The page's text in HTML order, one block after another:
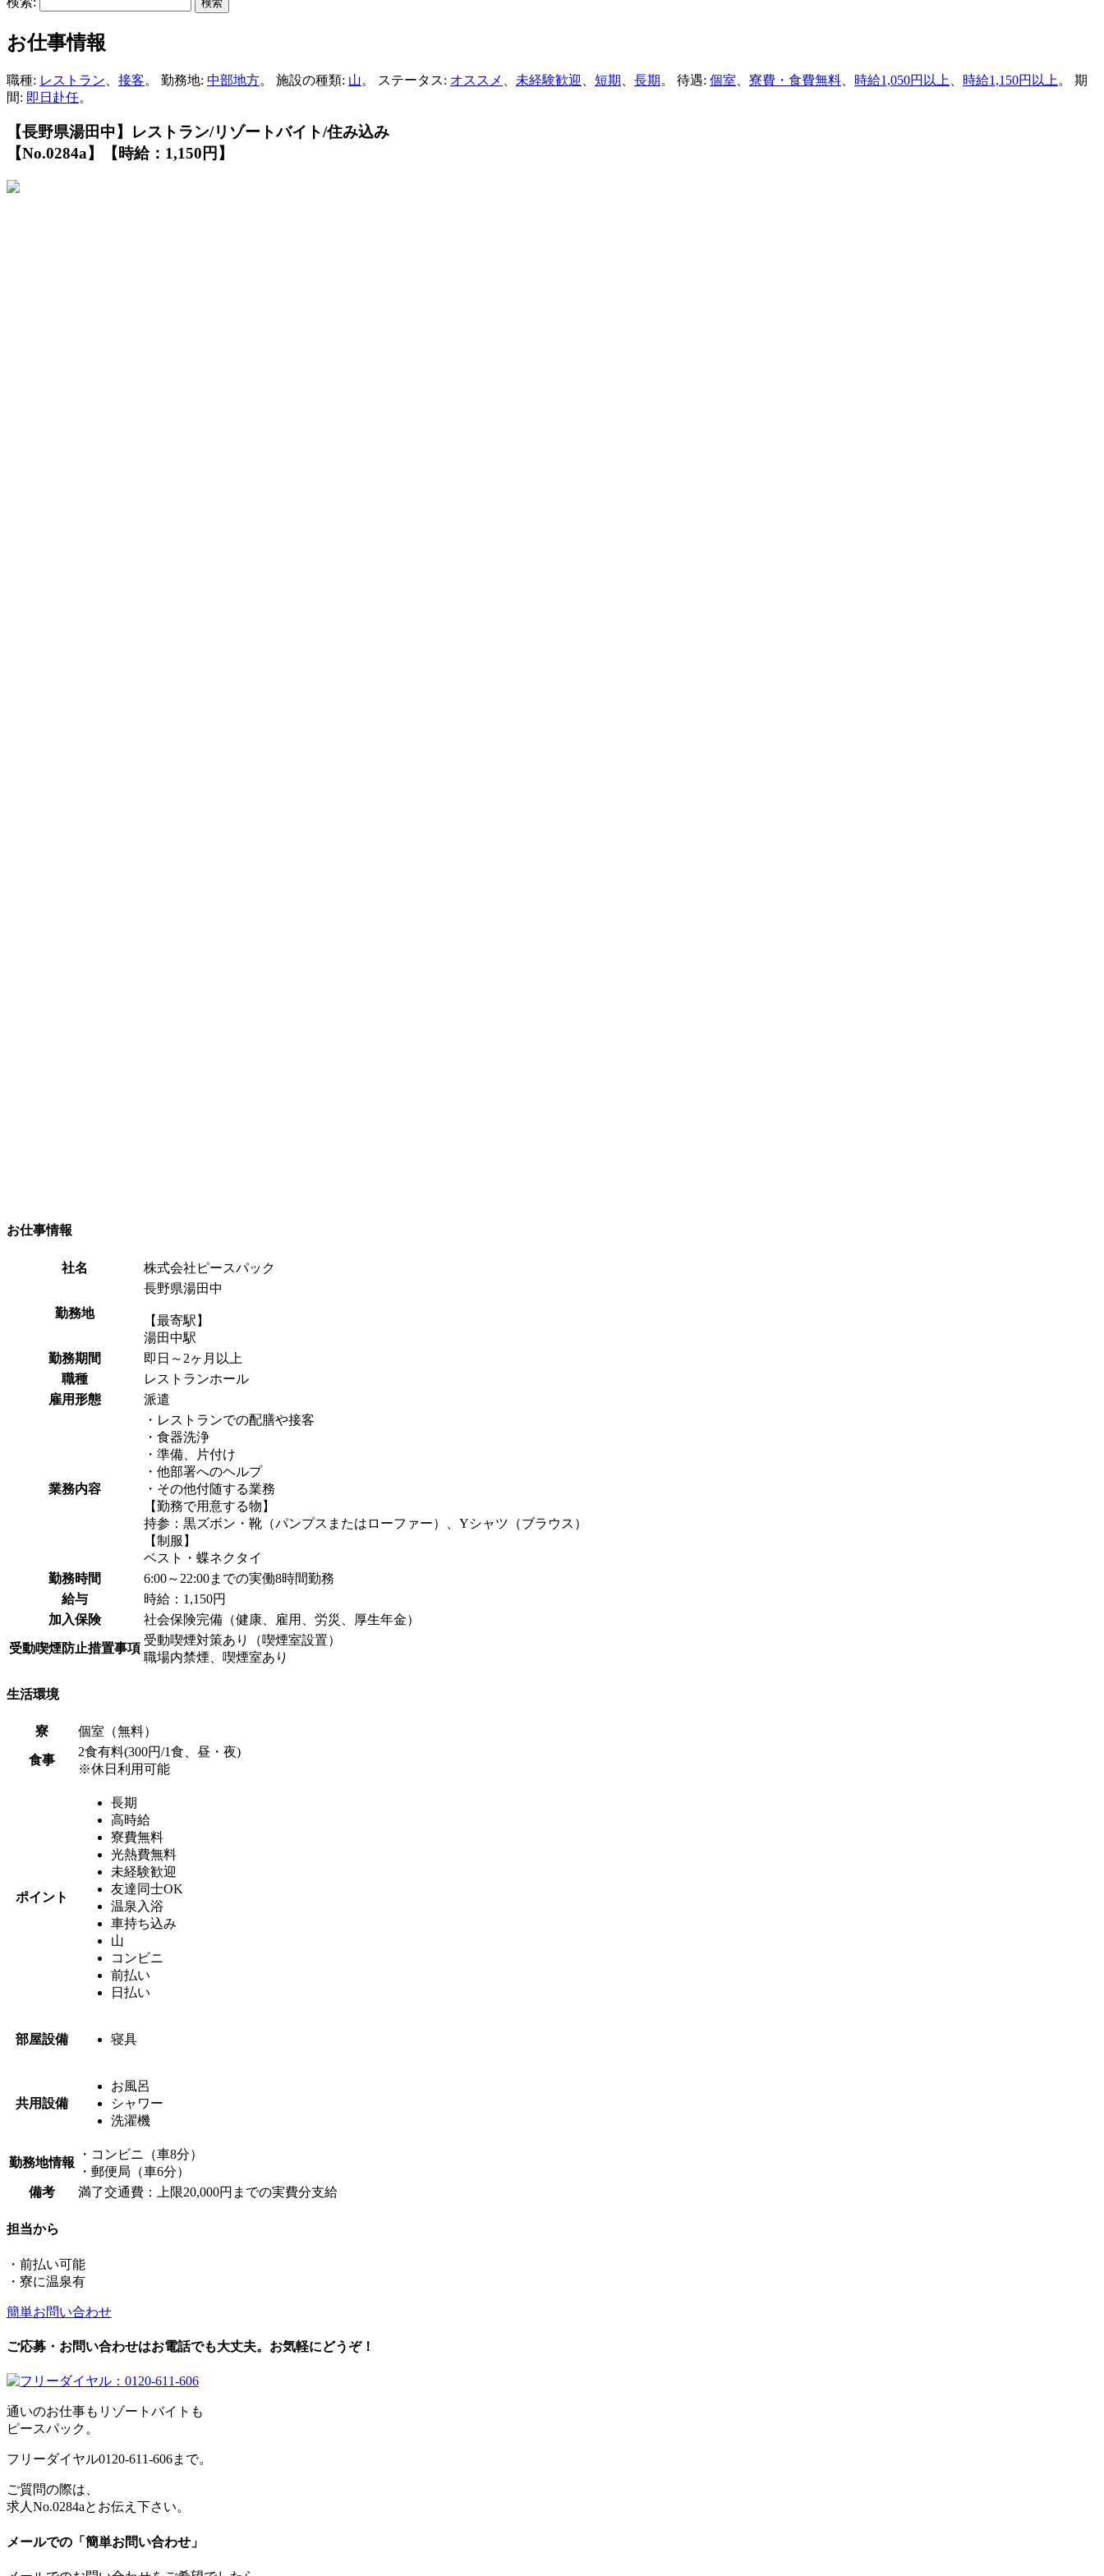
お仕事情報
職種: レストラン 接客。 勤務地: 中部地方。 施設の種類: 山。 ステータス: オススメ 未経験歓迎 短期 長期 。 待遇: 個室 寮費・食費無料 時給1,050円以上 時給1,150円以上 。 期
間: 即日赴任。
【長野県湯田中】レストラン/リゾートバイト/住み込み
【No.0284a】【時給：1,150円】
お仕事情報
社名 株式会社ピースパック
勤務地
長野県湯田中
【最寄駅】
湯田中駅
勤務期間
即日～2ヶ月以上
職種
レストランホール
雇用形態
派遣
業務内容
・レストランでの配膳や接客
・食器洗浄
・準備、片付け
・他部署へのヘルプ
・その他付随する業務
【勤務で用意する物】
持参：黒ズボン・靴（パンプスまたはローファー）、Yシャツ（ブラウス）
【制服】
ベスト・蝶ネクタイ
勤務時間
6:00～22:00までの実働8時間勤務
給与
時給：1,150円
加入保険
社会保険完備（健康、雇用、労災、厚生年金）
受動喫煙防止措置事項
受動喫煙対策あり（喫煙室設置）
職場内禁煙、喫煙室あり
生活環境
寮 個室（無料）
食事
2食有料(300円/1食、昼・夜)
※休日利用可能
ポイント
長期
高時給
寮費無料
光熱費無料
未経験歓迎
友達同士OK
温泉入浴
車持ち込み
山
コンビニ
前払い
日払い
部屋設備 寝具
共用設備
お風呂
シャワー
洗濯機
勤務地情報
・コンビニ（車8分）
・郵便局（車6分）
備考
満了交通費：上限20,000円までの実費分支給
担当から
・前払い可能
・寮に温泉有
簡単お問い合わせ
ご応募・お問い合わせはお電話でも大丈夫。お気軽にどうぞ！
通いのお仕事もリゾートバイトも
ピースパック。
フリーダイヤル0120-611-606まで。
ご質問の際は、
求人No.0284aとお伝え下さい。
メールでの「簡単お問い合わせ」